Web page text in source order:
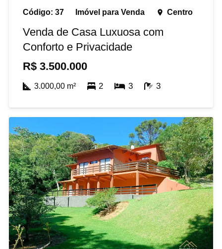
Código:37 Imóvel paraVenda place Centro
Venda de Casa Luxuosa com
Conforto e Privacidade
R$3.500.000
3.000,00m² 2 3 3